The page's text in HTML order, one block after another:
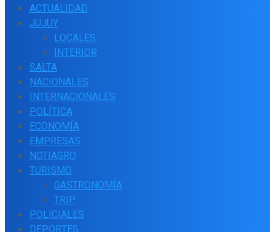
ACTUALIDAD
JUJUY
LOCALES
INTERIOR
SALTA
NACIONALES
INTERNACIONALES
POLÍTICA
ECONOMÍA
EMPRESAS
NOTIAGRO
TURISMO
GASTRONOMÍA
TRIP
POLICIALES